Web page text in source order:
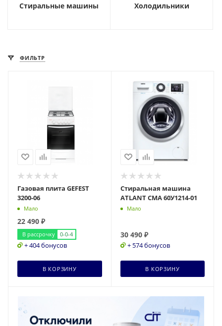
Стиральные машины Холодильники
ФИЛЬТР
Газовая плита GEFEST
3200-06
Мало
22 490 ₽
В рассрочку 0-0-4
+ 404 бонусов
В КОРЗИНУ
Стиральная машина
ATLANT СМА 60У1214-01
Мало
30 490₽
+ 574 бонусов
В КОРЗИНУ